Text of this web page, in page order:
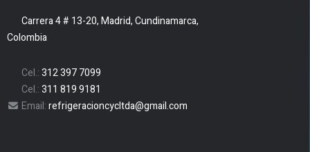
Carrera 4 # 13-20, Madrid, Cundinamarca,
Colombia
Cel.:312 397 7099
Cel.:311 819 9181
Email:refrigeracioncycltda@gmail.com